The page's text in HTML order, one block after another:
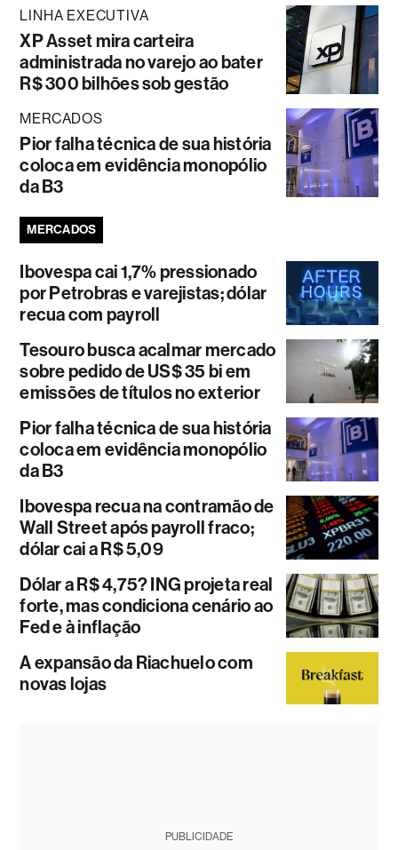
LINHA EXECUTIVA
XP Asset mira carteira
administrada no varejo ao bater
R$ 300 bilhões sob gestão
MERCADOS
Pior falha técnica de sua história
coloca em evidência monopólio
da B3
MERCADOS
Ibovespa cai 1,7% pressionado
por Petrobras e varejistas; dólar
recua com payroll
Tesouro busca acalmar mercado
sobre pedido de US$ 35 bi em
emissões de títulos no exterior
Pior falha técnica de sua história
coloca em evidência monopólio
da B3
Ibovespa recua na contramão de
Wall Street após payroll fraco;
dólar cai a R$ 5,09
Dólar a R$ 4,75? ING projeta real
forte, mas condiciona cenário ao
Fed e à inflação
A expansão da Riachuelo com
novas lojas
PUBLICIDADE